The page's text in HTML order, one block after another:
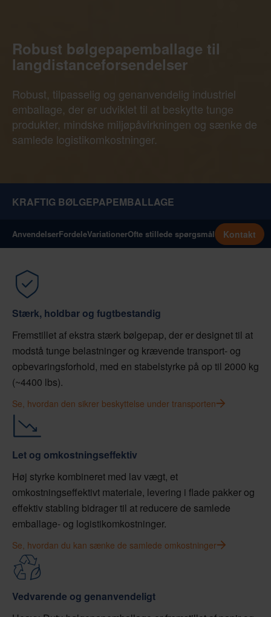
Robust bølgepapemballage til
langdistanceforsendelser
Robust, tilpasselig og genanvendelig industriel
emballage, der er udviklet til at beskytte tunge
produkter, mindske miljøpåvirkningen og sænke de
samlede logistikomkostninger.
KRAFTIG BØLGEPAPEMBALLAGE
AnvendelserFordeleVariationerOfte stillede spørgsmål Kontakt
Stærk, holdbar og fugtbestandig
Fremstillet af ekstra stærk bølgepap, der er designet til at
modstå tunge belastninger og krævende transport- og
opbevaringsforhold, med en stabelstyrke på op til 2000 kg
(~4400 lbs).
Se, hvordan den sikrer beskyttelse under transporten
Let og omkostningseffektiv
Høj styrke kombineret med lav vægt, et
omkostningseffektivt materiale, levering i flade pakker og
effektiv stabling bidrager til at reducere de samlede
emballage- og logistikomkostninger.
Se, hvordan du kan sænke de samlede omkostninger
Vedvarende og genanvendeligt